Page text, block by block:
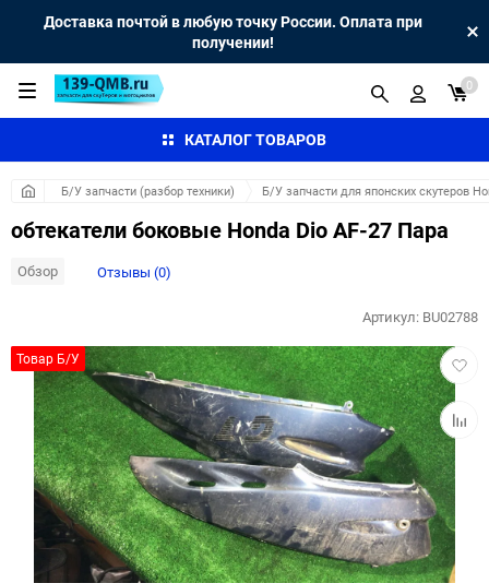
Доставка почтой в любую точку России. Оплата при
получении!
КАТАЛОГ ТОВАРОВ
0
Б/У запчасти (разбор техники) Б/У запчасти для японских скутеров
обтекатели боковые Honda Dio AF-27 Пара
Обзор Отзывы (0)
Товар Б/У
в
к
Артикул: BU02788